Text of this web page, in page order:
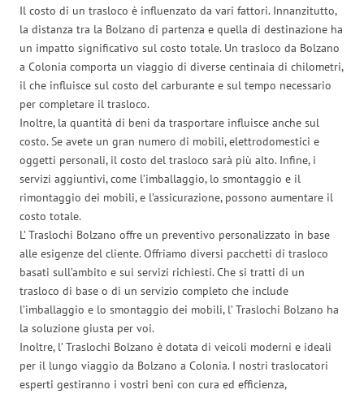
Il costo di un trasloco è influenzato da vari fattori. Innanzitutto,
la distanza tra la Bolzano di partenza e quella di destinazione ha
un impatto significativo sul costo totale. Un trasloco da Bolzano
a Colonia comporta un viaggio di diverse centinaia di chilometri,
il che influisce sul costo del carburante e sul tempo necessario
per completare il trasloco.
Inoltre, la quantità di beni da trasportare influisce anche sul
costo. Se avete un gran numero di mobili, elettrodomestici e
oggetti personali, il costo del trasloco sarà più alto. Infine, i
servizi aggiuntivi, come l’imballaggio, lo smontaggio e il
rimontaggio dei mobili, e l’assicurazione, possono aumentare il
costo totale.
L’ Traslochi Bolzano offre un preventivo personalizzato in base
alle esigenze del cliente. Offriamo diversi pacchetti di trasloco
basati sull’ambito e sui servizi richiesti. Che si tratti di un
trasloco di base o di un servizio completo che include
l’imballaggio e lo smontaggio dei mobili, l’ Traslochi Bolzano ha
la soluzione giusta per voi.
Inoltre, l’ Traslochi Bolzano è dotata di veicoli moderni e ideali
per il lungo viaggio da Bolzano a Colonia. I nostri traslocatori
esperti gestiranno i vostri beni con cura ed efficienza,